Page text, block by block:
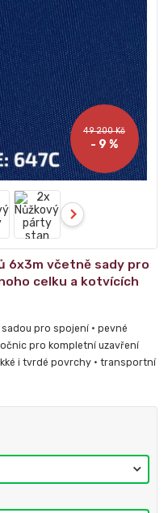
49 200 Kč
- 9 %
6x3m včetně sady pro
celku a kotvících
pro spojení • pevné
pro kompletní uzavření
i tvrdé povrchy • transportní